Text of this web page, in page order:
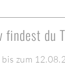
du
zum